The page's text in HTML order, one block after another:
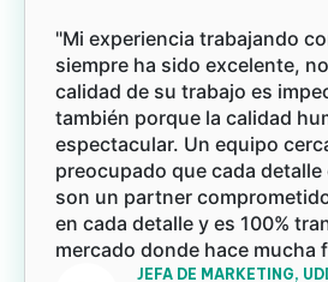
"Mi experiencia trabajando
siempre ha sido excelente,
calidad de su trabajo es
también porque la calidad
espectacular. Un equipo
preocupado que cada detalle
son un partner
en cada detalle y es 100%
mercado donde hace mucha
JEFA DE MARKETING,